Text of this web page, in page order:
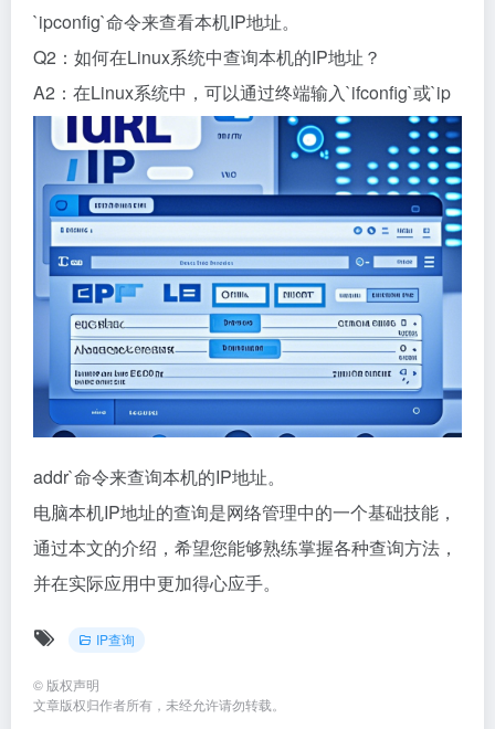
`ipconfig`命令来查看本机IP地址。
Q2：如何在Linux系统中查询本机的IP地址？
A2：在Linux系统中，可以通过终端输入`ifconfig`或`ip
addr`命令来查询本机的IP地址。
电脑本机IP地址的查询是网络管理中的一个基础技能，
通过本文的介绍，希望您能够熟练掌握各种查询方法，
并在实际应用中更加得心应手。
IP查询
© 版权声明
文章版权归作者所有，未经允许请勿转载。